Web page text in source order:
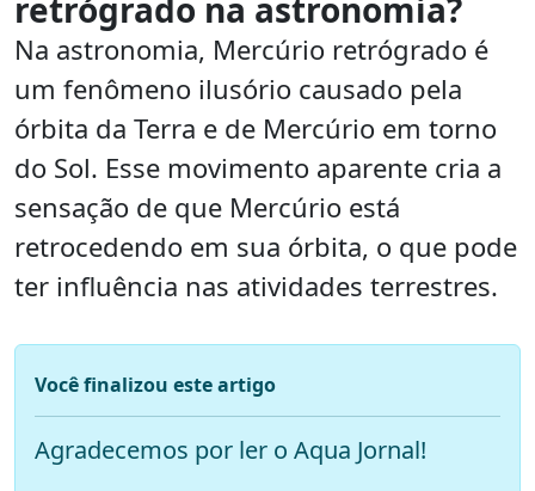
retrógrado na astronomia?
Na astronomia, Mercúrio retrógrado é
um fenômeno ilusório causado pela
órbita da Terra e de Mercúrio em torno
do Sol. Esse movimento aparente cria a
sensação de que Mercúrio está
retrocedendo em sua órbita, o que pode
ter influência nas atividades terrestres.
Você finalizou este artigo
Agradecemos por ler o Aqua Jornal!